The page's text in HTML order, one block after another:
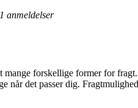
anmeldelser
forskellige former for
når det passer dig.